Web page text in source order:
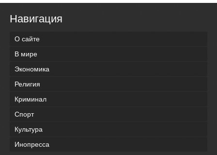
Навигация
О сайте
В мире
Экономика
Религия
Криминал
Спорт
Культура
Инопресса